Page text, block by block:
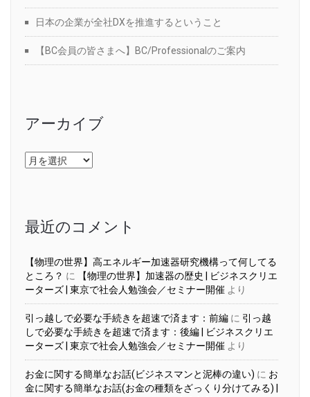
日本の企業が全社DXを推進するということ
【BC会員の皆さまへ】BC/Professionalのご案内
アーカイブ
ア
ー
最近のコメント
【物理の世界】高エネルギー加速器研究機構って何してる
ところ？ に
【物理の世界】加速器の歴史 | ビジネスクリエ
ーターズ | 東京で社会人勉強会／セミナー開催 より
引っ越しで必要な手続きを超速で済ます：前編 に 引っ越
しで必要な手続きを超速で済ます：後編 | ビジネスクリエ
ーターズ | 東京で社会人勉強会／セミナー開催 より
お金に関する簡単なお話(ビジネスマンと泥棒の違い) に お
金に関する簡単なお話(お金の種類をざっくり分けてみる) |